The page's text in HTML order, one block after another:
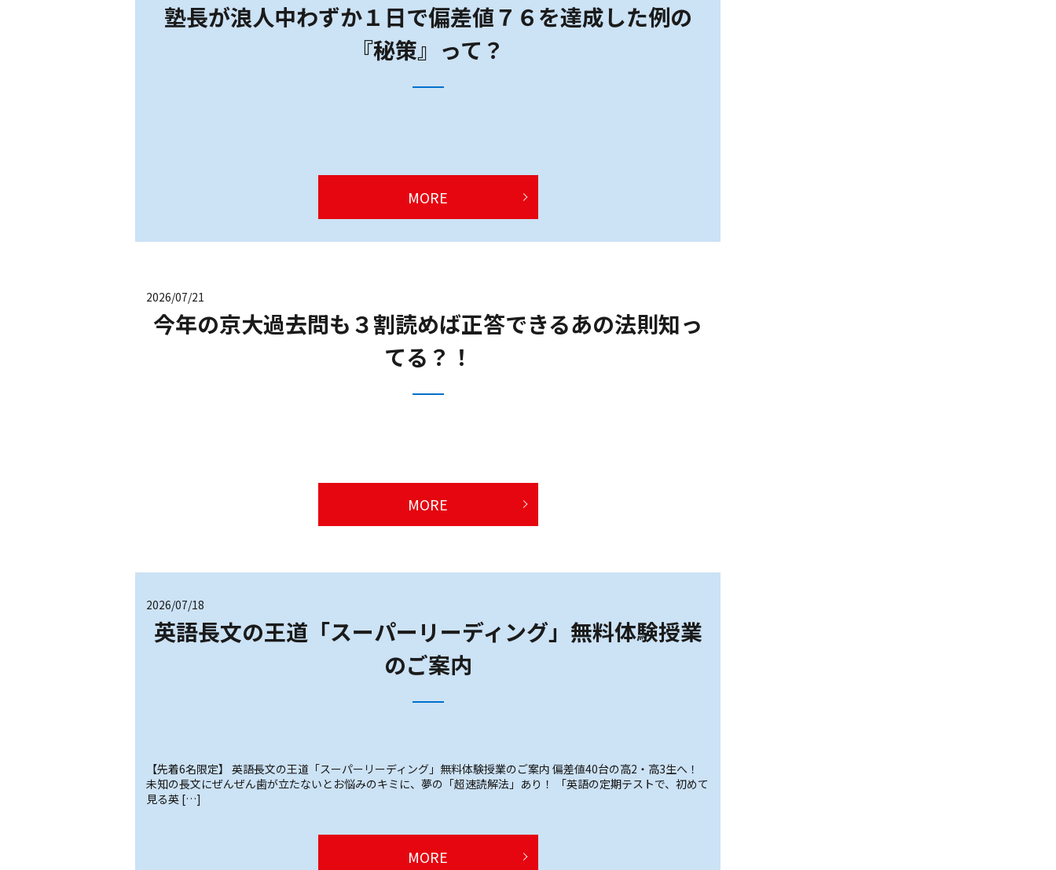
塾長が浪人中わずか１日で偏差値７６を達成した例の
『秘策』って？
MORE
2026/07/21
今年の京大過去問も３割読めば正答できるあの法則知っ
てる？！
MORE
2026/07/18
英語長文の王道「スーパーリーディング」無料体験授業
のご案内
【先着6名限定】 英語長文の王道「スーパーリーディング」無料体験授業のご案内 偏差値40台の高2・高3生へ！
未知の長文にぜんぜん歯が立たないとお悩みのキミに、夢の「超速読解法」あり！ 「英語の定期テストで、初めて
見る英 […]
MORE